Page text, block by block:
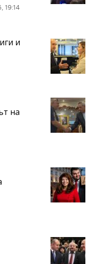
19:14
и
на